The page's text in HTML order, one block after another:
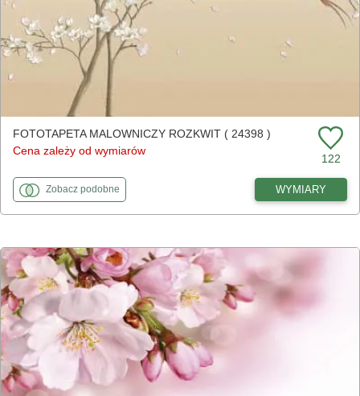
FOTOTAPETA MALOWNICZY ROZKWIT ( 24398 )
Cena zależy od wymiarów
122
Zobaczfototapety
podobnedo Malowniczy rozkwit WYMIARY